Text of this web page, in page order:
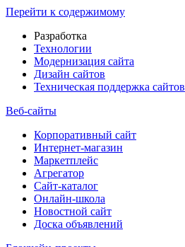
Перейти к содержимому
Разработка
Технологии
Модернизация сайта
Дизайн сайтов
Техническая поддержка сайтов
Веб-сайты
Корпоративный сайт
Интернет-магазин
Маркетплейс
Агрегатор
Сайт-каталог
Онлайн-школа
Новостной сайт
Доска объявлений